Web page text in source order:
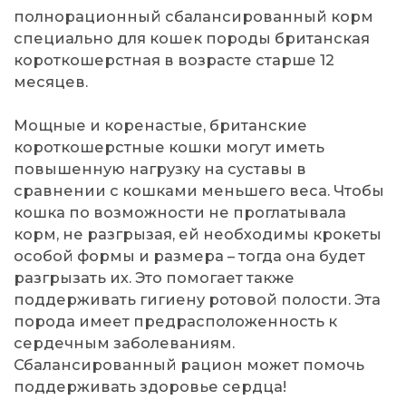
полнорационный сбалансированный корм
специально для кошек породы британская
короткошерстная в возрасте старше 12
месяцев.
Мощные и коренастые, британские
короткошерстные кошки могут иметь
повышенную нагрузку на суставы в
сравнении с кошками меньшего веса. Чтобы
кошка по возможности не проглатывала
корм, не разгрызая, ей необходимы крокеты
особой формы и размера – тогда она будет
разгрызать их. Это помогает также
поддерживать гигиену ротовой полости. Эта
порода имеет предрасположенность к
сердечным заболеваниям.
Сбалансированный рацион может помочь
поддерживать здоровье сердца!